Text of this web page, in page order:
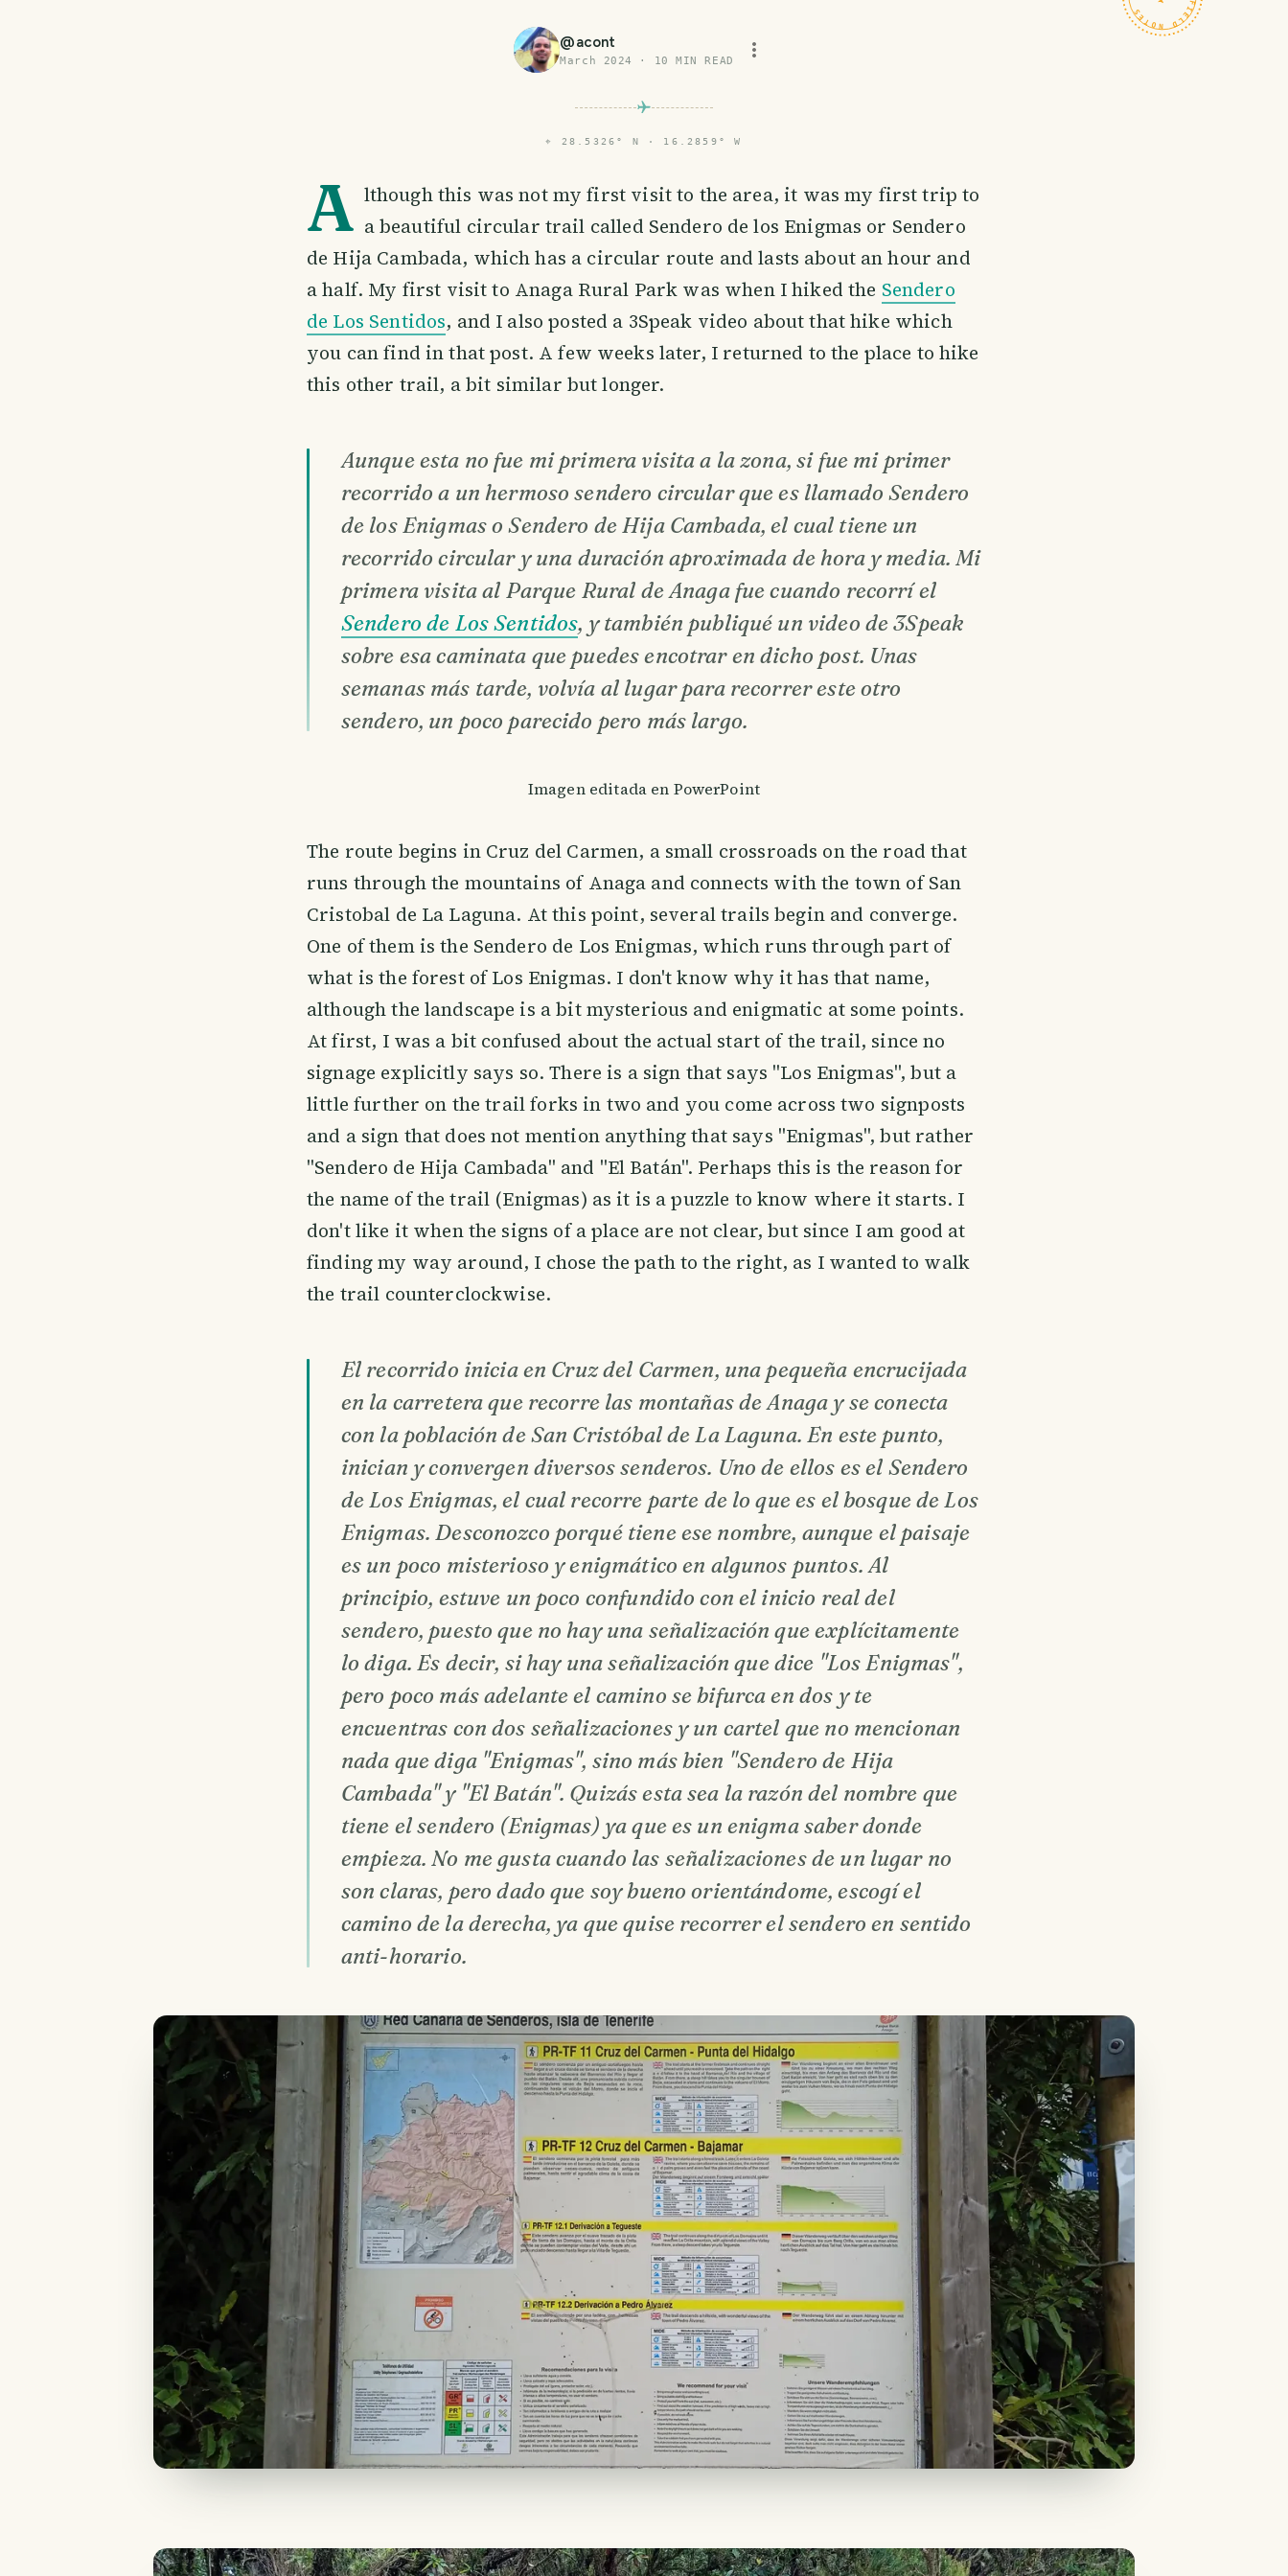
@acont
March 2024 · 10 MIN READ
⌖ 28.5326° N · 16.2859° W
A lthough this was not my first visit to the area, it was my first trip to
a beautiful circular trail called Sendero de los Enigmas or Sendero
de Hija Cambada, which has a circular route and lasts about an hour and
a half. My first visit to Anaga Rural Park was when I hiked the Sendero
de Los Sentidos, and I also posted a 3Speak video about that hike which
you can find in that post. A few weeks later, I returned to the place to hike
this other trail, a bit similar but longer.
Aunque esta no fue mi primera visita a la zona, si fue mi primer
recorrido a un hermoso sendero circular que es llamado Sendero
de los Enigmas o Sendero de Hija Cambada, el cual tiene un
recorrido circular y una duración aproximada de hora y media. Mi
primera visita al Parque Rural de Anaga fue cuando recorrí el
Sendero de Los Sentidos, y también publiqué un video de 3Speak
sobre esa caminata que puedes encotrar en dicho post. Unas
semanas más tarde, volvía al lugar para recorrer este otro
sendero, un poco parecido pero más largo.
Imagen editada en PowerPoint
The route begins in Cruz del Carmen, a small crossroads on the road that
runs through the mountains of Anaga and connects with the town of San
Cristobal de La Laguna. At this point, several trails begin and converge.
One of them is the Sendero de Los Enigmas, which runs through part of
what is the forest of Los Enigmas. I don't know why it has that name,
although the landscape is a bit mysterious and enigmatic at some points.
At first, I was a bit confused about the actual start of the trail, since no
signage explicitly says so. There is a sign that says "Los Enigmas", but a
little further on the trail forks in two and you come across two signposts
and a sign that does not mention anything that says "Enigmas", but rather
"Sendero de Hija Cambada" and "El Batán". Perhaps this is the reason for
the name of the trail (Enigmas) as it is a puzzle to know where it starts. I
don't like it when the signs of a place are not clear, but since I am good at
finding my way around, I chose the path to the right, as I wanted to walk
the trail counterclockwise.
El recorrido inicia en Cruz del Carmen, una pequeña encrucijada
en la carretera que recorre las montañas de Anaga y se conecta
con la población de San Cristóbal de La Laguna. En este punto,
inician y convergen diversos senderos. Uno de ellos es el Sendero
de Los Enigmas, el cual recorre parte de lo que es el bosque de Los
Enigmas. Desconozco porqué tiene ese nombre, aunque el paisaje
es un poco misterioso y enigmático en algunos puntos. Al
principio, estuve un poco confundido con el inicio real del
sendero, puesto que no hay una señalización que explícitamente
lo diga. Es decir, si hay una señalización que dice "Los Enigmas",
pero poco más adelante el camino se bifurca en dos y te
encuentras con dos señalizaciones y un cartel que no mencionan
nada que diga "Enigmas", sino más bien "Sendero de Hija
Cambada" y "El Batán". Quizás esta sea la razón del nombre que
tiene el sendero (Enigmas) ya que es un enigma saber donde
empieza. No me gusta cuando las señalizaciones de un lugar no
son claras, pero dado que soy bueno orientándome, escogí el
camino de la derecha, ya que quise recorrer el sendero en sentido
anti-horario.